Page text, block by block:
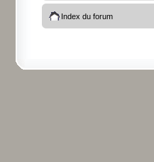
Index du forum